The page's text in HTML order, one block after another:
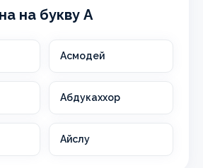
на букву А
Асмодей
Абдукаххор
Айслу